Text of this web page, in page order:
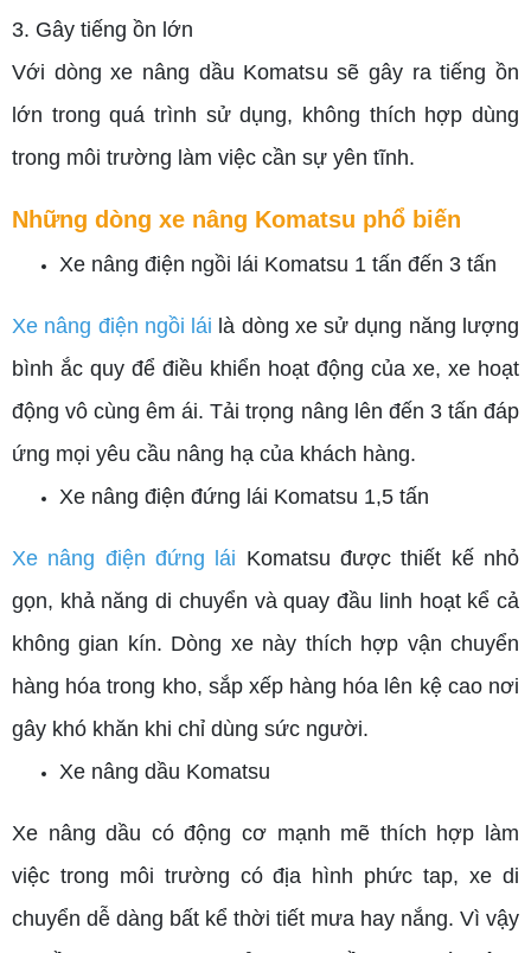
3. Gây tiếng ồn lớn
Với dòng xe nâng dầu Komatsu sẽ gây ra tiếng ồn
lớn trong quá trình sử dụng, không thích hợp dùng
trong môi trường làm việc cần sự yên tĩnh.
Những dòng xe nâng Komatsu phổ biến
Xe nâng điện ngồi lái Komatsu 1 tấn đến 3 tấn
Xe nâng điện ngồi lái là dòng xe sử dụng năng lượng
bình ắc quy để điều khiển hoạt động của xe, xe hoạt
động vô cùng êm ái. Tải trọng nâng lên đến 3 tấn đáp
ứng mọi yêu cầu nâng hạ của khách hàng.
Xe nâng điện đứng lái Komatsu 1,5 tấn
Xe nâng điện đứng lái Komatsu được thiết kế nhỏ
gọn, khả năng di chuyển và quay đầu linh hoạt kể cả
không gian kín. Dòng xe này thích hợp vận chuyển
hàng hóa trong kho, sắp xếp hàng hóa lên kệ cao nơi
gây khó khăn khi chỉ dùng sức người.
Xe nâng dầu Komatsu
Xe nâng dầu có động cơ mạnh mẽ thích hợp làm
việc trong môi trường có địa hình phức tap, xe di
chuyển dễ dàng bất kể thời tiết mưa hay nắng. Vì vậy